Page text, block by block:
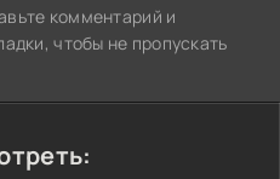
комментарий и
чтобы не пропускать